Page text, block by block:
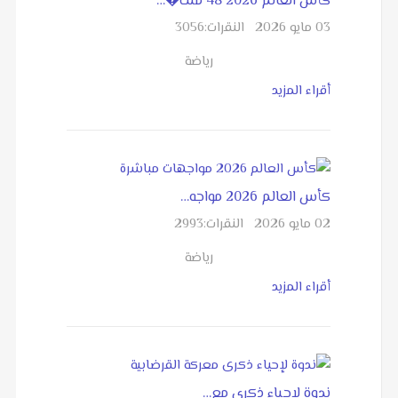
03 مايو 2026 النقرات:3056
رياضة
أقراء المزيد
كأس العالم 2026 مواجه…
02 مايو 2026 النقرات:2993
رياضة
أقراء المزيد